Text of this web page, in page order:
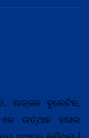
ଉତ୍କଳ ବୁଲେଟିନ,
ଉତ୍ଥାନ ହାସଲ